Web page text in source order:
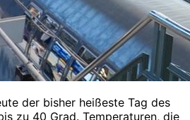
der bisher heißeste Tag des
zu 40 Grad. Temperaturen, die